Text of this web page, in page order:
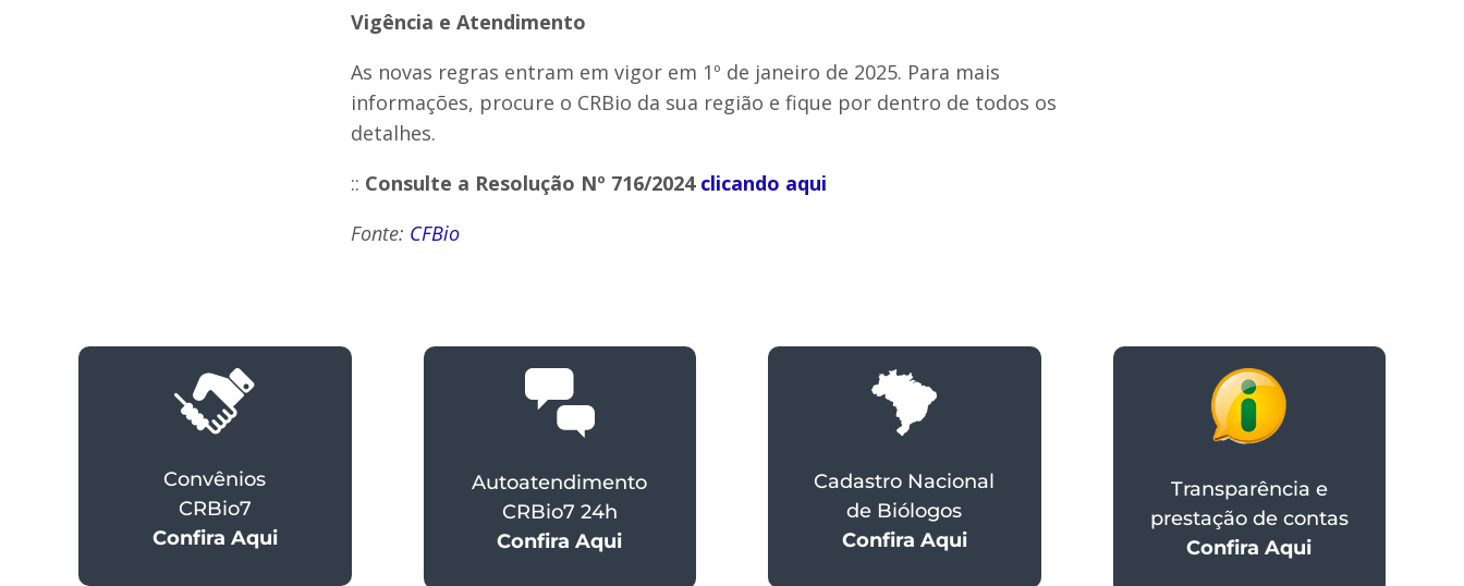
Vigência e Atendimento
As novas regras entram em vigor em 1º de janeiro de 2025. Para mais
informações, procure o CRBio da sua região e fique por dentro de todos os
detalhes.
:: Consulte a Resolução Nº 716/2024 clicando aqui
Fonte: CFBio
Convênios
CRBio7
Confira Aqui
Autoatendimento
CRBio7 24h
Confira Aqui
Cadastro Nacional
de Biólogos
Confira Aqui
Transparência e
prestação de contas
Confira Aqui